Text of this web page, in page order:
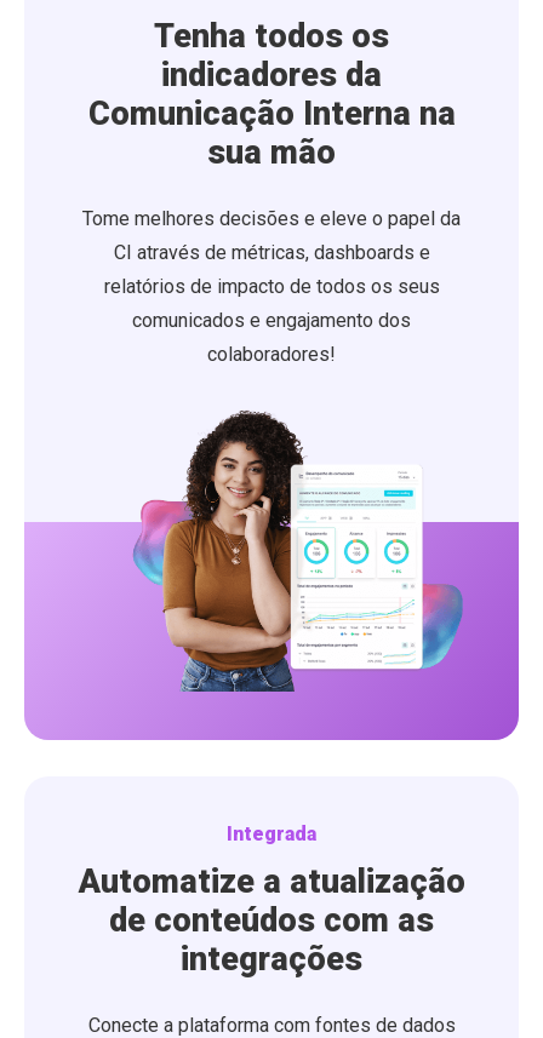
Tenha todos os
indicadores da
Comunicação Interna na
sua mão
Tome melhores decisões e eleve o papel da
CI através de métricas, dashboards e
relatórios de impacto de todos os seus
comunicados e engajamento dos
colaboradores!
Integrada
Automatize a atualização
de conteúdos com as
integrações
Conecte a plataforma com fontes de dados